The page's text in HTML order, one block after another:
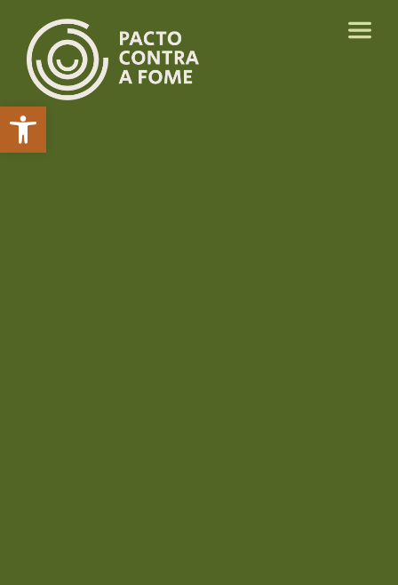
Abrir a barra de ferramentas